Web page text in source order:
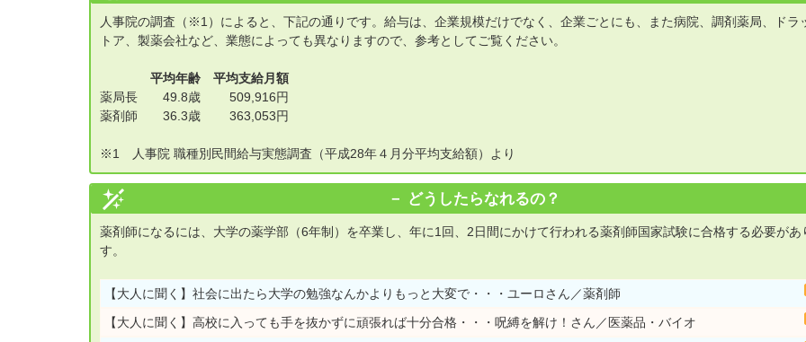
人事院の調査（※1）によると、下記の通りです。給与は、企業規模だけでなく、企業ごとにも、また病院、調剤薬局、ドラ
トア、製薬会社など、業態によっても異なりますので、参考としてご覧ください。
平均年齢 平均支給月額
薬局長
49.8歳
509,916円
薬剤師
36.3歳 363,053円
※1 人事院 職種別民間給与実態調査（平成28年４月分平均支給額）より
どうしたらなれるの？
薬剤師になるには、大学の薬学部（6年制）を卒業し、年に1回、2日間にかけて行われる薬剤師国家試験に合格する必要があ
す。
【大人に聞く】 社会に出たら大学の勉強なんかよりもっと大変で・・・ユーロさん／薬剤師
【大人に聞く】 高校に入っても手を抜かずに頑張れば十分合格・・・呪縛を解け！さん／医薬品・バイオ